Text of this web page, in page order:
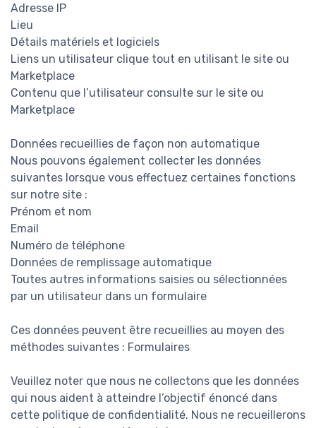
Adresse IP
Lieu
Détails matériels et logiciels
Liens un utilisateur clique tout en utilisant le site ou
Marketplace
Contenu que l’utilisateur consulte sur le site ou
Marketplace
Données recueillies de façon non automatique
Nous pouvons également collecter les données
suivantes lorsque vous effectuez certaines fonctions
sur notre site :
Prénom et nom
Email
Numéro de téléphone
Données de remplissage automatique
Toutes autres informations saisies ou sélectionnées
par un utilisateur dans un formulaire
Ces données peuvent être recueillies au moyen des
méthodes suivantes : Formulaires
Veuillez noter que nous ne collectons que les données
qui nous aident à atteindre l’objectif énoncé dans
cette politique de confidentialité. Nous ne recueillerons